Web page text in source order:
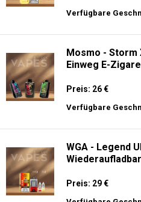
Verfügbare
Mosmo - Storm
Einweg E-
Preis: 26 €
Verfügbare
WGA - Legend
Preis: 29 €